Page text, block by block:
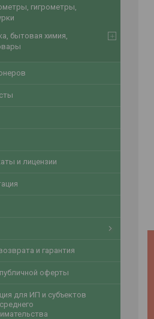
гигрометры,
бытовая химия,
и лицензии
и гарантия
оферты
для ИП и субъектов